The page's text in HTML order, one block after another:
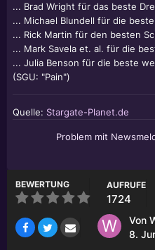
... Brad Wright für das beste
... Michael Blundell für die
... Rick Martin für den besten
... Mark Savela et. al. für die
... Julia Benson für die beste
(SGU: "Pain")
Quelle: Stargate-Planet.de
Problem mit
BEWERTUNG AUFRUFE
1724
Von
8.